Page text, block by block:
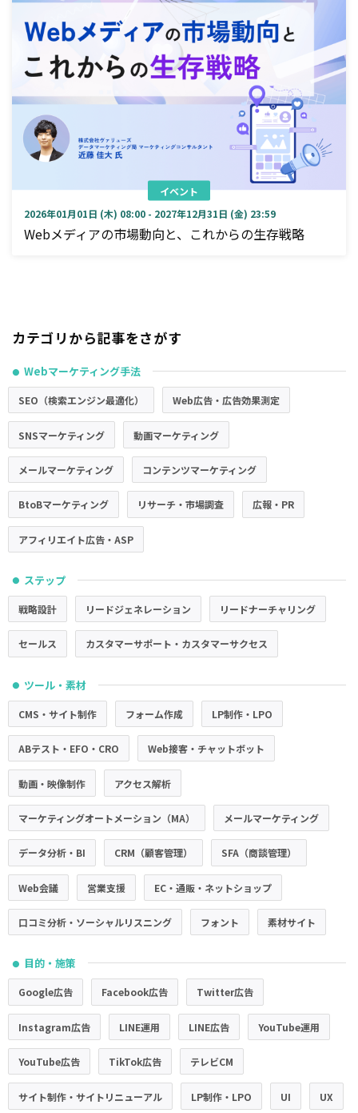
イベント
2026年01月01日 (木) 08:00 - 2027年12月31日 (金) 23:59
Webメディアの市場動向と、これからの生存戦略
カテゴリから記事をさがす
● Webマーケティング手法
SEO（検索エンジン最適化） Web広告・広告効果測定
SNSマーケティング 動画マーケティング
メールマーケティング コンテンツマーケティング
BtoBマーケティング リサーチ・市場調査 広報・PR
アフィリエイト広告・ASP
● ステップ
戦略設計 リードジェネレーション リードナーチャリング
セールス カスタマーサポート・カスタマーサクセス
● ツール・素材
CMS・サイト制作 フォーム作成 LP制作・LPO
ABテスト・EFO・CRO Web接客・チャットボット
動画・映像制作 アクセス解析
マーケティングオートメーション（MA） メールマーケティング
データ分析・BI CRM（顧客管理） SFA（商談管理）
Web会議 営業支援 EC・通販・ネットショップ
口コミ分析・ソーシャルリスニング フォント 素材サイト
● 目的・施策
Google広告 Facebook広告 Twitter広告
Instagram広告 LINE運用 LINE広告 YouTube運用
YouTube広告 TikTok広告 テレビCM
サイト制作・サイトリニューアル LP制作・LPO UI UX